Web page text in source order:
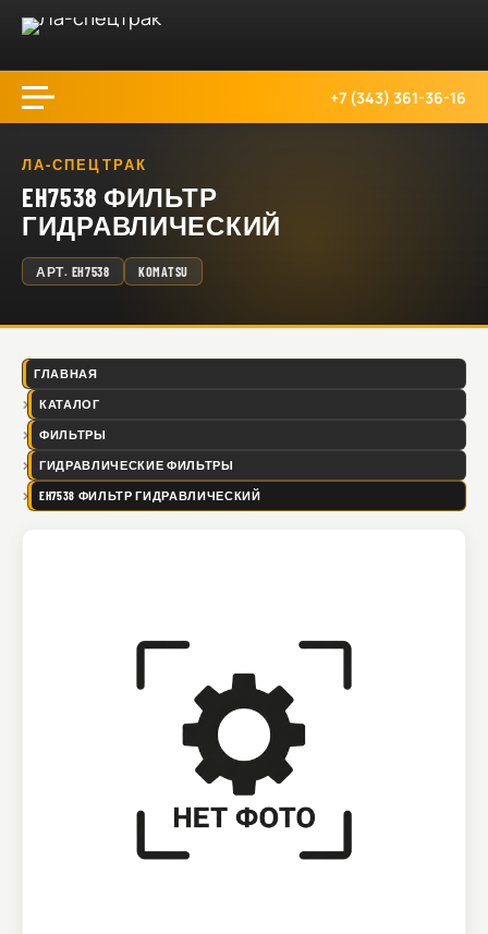
+7 (343) 361-36-16
ЛА-СПЕЦТРАК
EH7538 ФИЛЬТР
ГИДРАВЛИЧЕСКИЙ
АРТ. EH7538 KOMATSU
ГЛАВНАЯ
КАТАЛОГ
ФИЛЬТРЫ
ГИДРАВЛИЧЕСКИЕ ФИЛЬТРЫ
EH7538 ФИЛЬТР ГИДРАВЛИЧЕСКИЙ